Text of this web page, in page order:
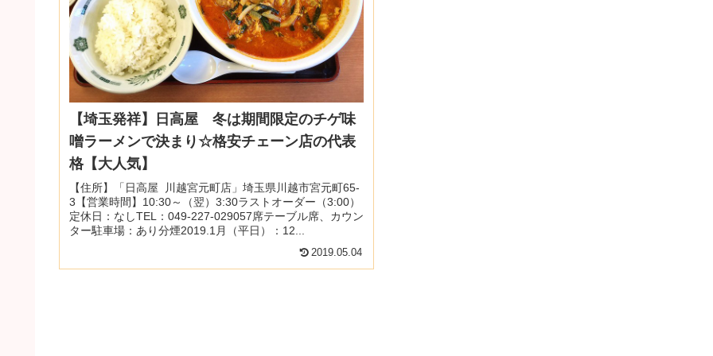
【埼玉発祥】日高屋 冬は期間限定のチゲ味
噌ラーメンで決まり☆格安チェーン店の代表
格【大人気】
【住所】「日高屋 川越宮元町店」埼玉県川越市宮元町65-
3【営業時間】10:30～（翌）3:30ラストオーダー（3:00）
定休日：なしTEL：049-227-029057席テーブル席、カウン
ター駐車場：あり分煙2019.1月（平日）：12...
2019.05.04